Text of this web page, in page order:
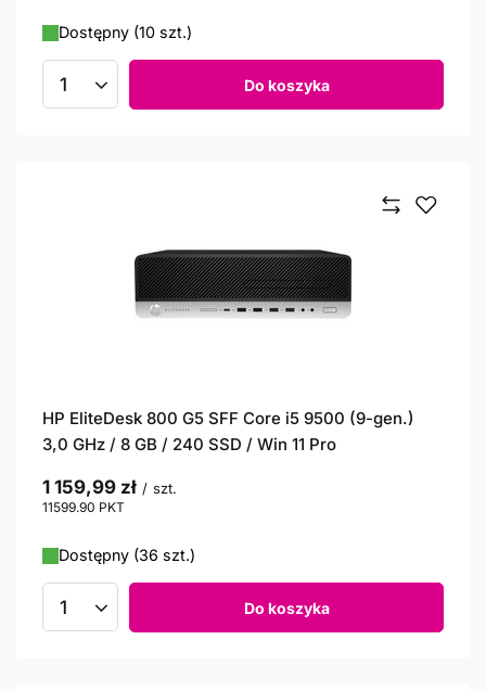
Dostępny (10 szt.)
Ilość produktów Do koszyka
HP EliteDesk 800 G5 SFF Core i5 9500 (9-gen.)
3,0 GHz / 8 GB / 240 SSD / Win 11 Pro
1 159,99 zł / szt.
11599.90 PKT
Dostępny (36 szt.)
Ilość produktów Do koszyka